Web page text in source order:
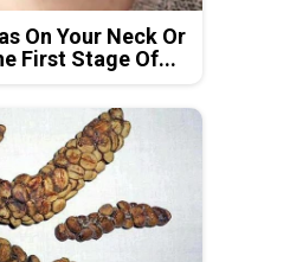
On Your Neck Or
First Stage Of...